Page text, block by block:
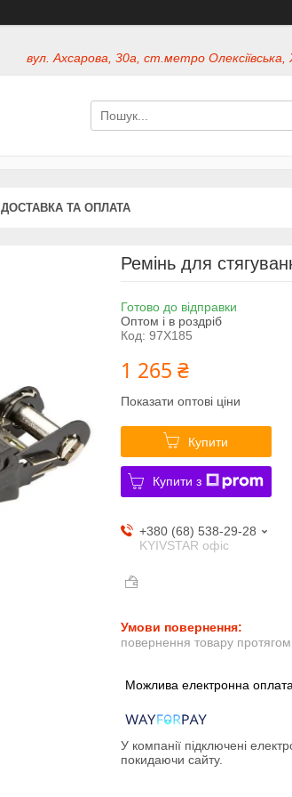
вул. Ахсарова, 30а, ст.метро Олексіївська,
ДОСТАВКА ТА ОПЛАТА
Ремінь для
Готово до відправки
Оптом і в роздріб
Код: 97X185
1 265 ₴
Показати оптові ціни
Купити
Купити з
+380 (68) 538-29-28
KYIVSTAR офіс
повернення товару протягом
У компанії підключені
покидаючи сайту.